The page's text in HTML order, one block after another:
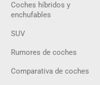
Coches híbridos y
enchufables
SUV
Rumores de coches
Comparativa de coches